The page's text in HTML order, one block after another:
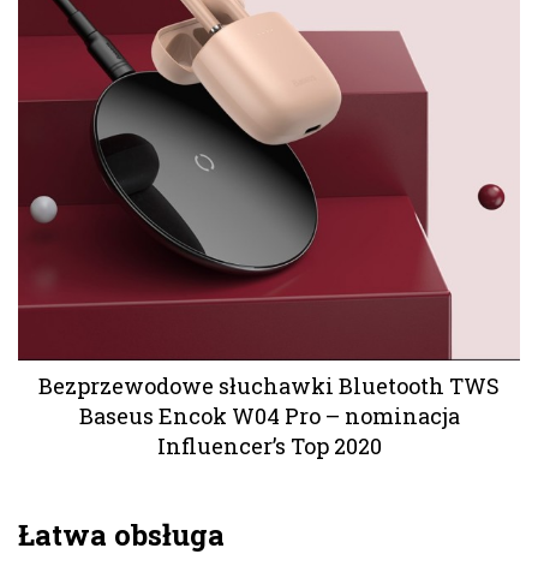
Bezprzewodowe słuchawki Bluetooth TWS
Baseus Encok W04 Pro – nominacja
Influencer’s Top 2020
Łatwa obsługa